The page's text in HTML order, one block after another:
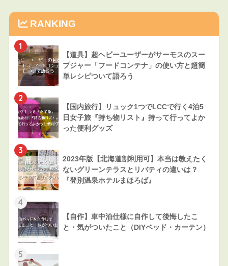
RANKING
1
【道具】超ヘビーユーザーがサーモスのスー
プジャー「フードコンテナ」の使い方と超簡
単レシピついて語ろう
2
【国内旅行】リュック1つでLCCで行く4泊5
日女子旅『持ち物リスト』持って行ってよか
った便利グッズ
3
2023年版【北海道割利用可】本当は教えたく
ないグリーンテラスとリバティの違いは？
『登別温泉ホテルまほろば』
4
【自作】車中泊仕様に自作して後悔したこ
と・気がついたこと（DIYベッド・カーテン）
5